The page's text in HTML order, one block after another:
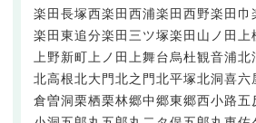
楽田長塚西楽田西浦楽田西野楽田巾
楽田東追分楽田三ツ塚楽田山ノ田
上野新町 上ノ田 上舞台烏杜観音浦北
北高根北大門北之門北平塚北洞喜六
倉曽洞栗栖栗林郷中郷東郷西小路五